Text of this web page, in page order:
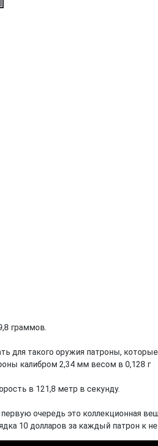
граммов.
для такого оружия патроны,
калибром 2,34 мм весом в 0,128 г
в 121,8 метр в секунду.
очередь это коллекционная
10 долларов за каждый патрон к